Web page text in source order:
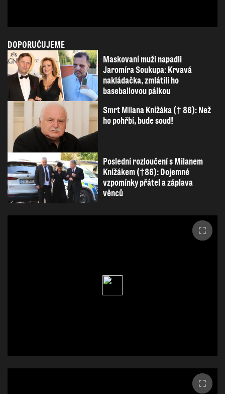
DOPORUČUJEME
Maskovaní muži napadli
Jaromíra Soukupa: Krvavá
nakládačka, zmlátili ho
baseballovou pálkou
Smrt Milana Knížáka († 86): Než
ho pohřbí, bude soud!
Poslední rozloučení s Milanem
Knížákem (†86): Dojemné
vzpomínky přátel a záplava
věnců